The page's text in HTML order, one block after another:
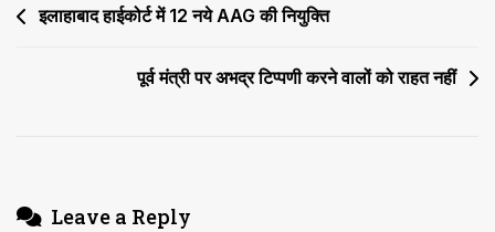
Post
इलाहाबाद हाईकोर्ट में 12 नये AAG की नियुक्ति
पूर्व मंत्री पर अभद्र टिप्पणी करने वालों को राहत नहीं
Leave a Reply